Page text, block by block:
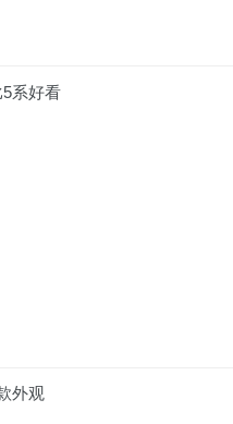
系好看
外观